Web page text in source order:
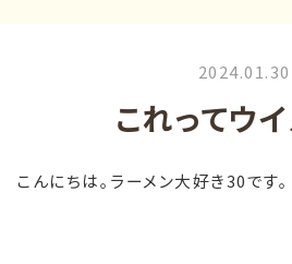
2024.01.30
これってウ
こんにちは。ラーメン大好き30です。